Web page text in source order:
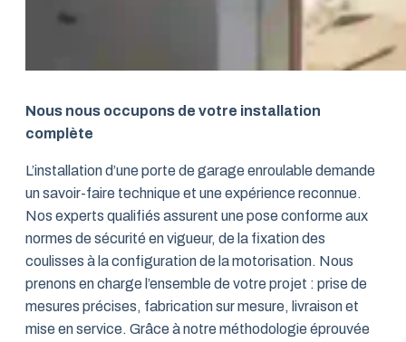
Nous nous occupons de votre installation
complète
L’installation d’une porte de garage enroulable demande
un savoir-faire technique et une expérience reconnue.
Nos experts qualifiés assurent une pose conforme aux
normes de sécurité en vigueur, de la fixation des
coulisses à la configuration de la motorisation. Nous
prenons en charge l’ensemble de votre projet : prise de
mesures précises, fabrication sur mesure, livraison et
mise en service. Grâce à notre méthodologie éprouvée